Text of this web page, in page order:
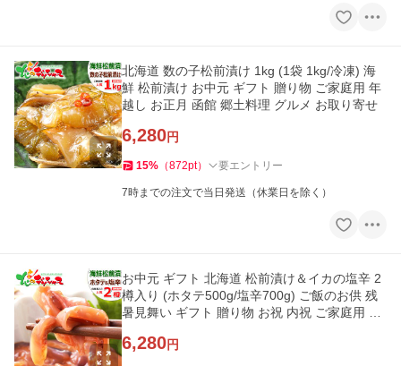
北海道 数の子松前漬け 1kg (1袋 1kg/冷凍) 海
鮮 松前漬け お中元 ギフト 贈り物 ご家庭用 年
越し お正月 函館 郷土料理 グルメ お取り寄せ
6,280円
15% （872pt） 要エントリー
7時までの注文で当日発送（休業日を除く）
お中元 ギフト 北海道 松前漬け＆イカの塩辛 2
樽入り (ホタテ500g/塩辛700g) ご飯のお供 残
暑見舞い ギフト 贈り物 お祝 内祝 ご家庭用 グ
6,280円